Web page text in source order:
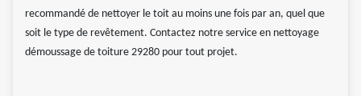
recommandé de nettoyer le toit au moins une fois par an, quel que
soit le type de revêtement. Contactez notre service en nettoyage
démoussage de toiture 29280 pour tout projet.